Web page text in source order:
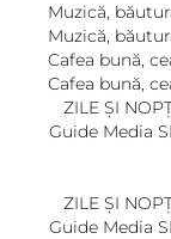
Muzică,
Muzică,
Cafea bună,
Cafea bună,
ZILE ȘI
Guide Media
ZILE ȘI
Guide Media